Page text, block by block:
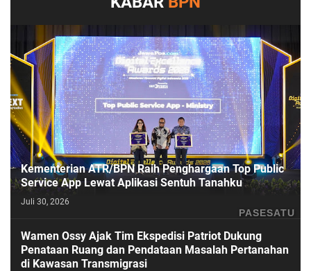
PASESATU
Kementerian ATR/BPN Raih Penghargaan Top Public
Service App Lewat Aplikasi Sentuh Tanahku
Juli 30, 2026
Wamen Ossy Ajak Tim Ekspedisi Patriot Dukung
Penataan Ruang dan Pendataan Masalah Pertanahan
di Kawasan Transmigrasi